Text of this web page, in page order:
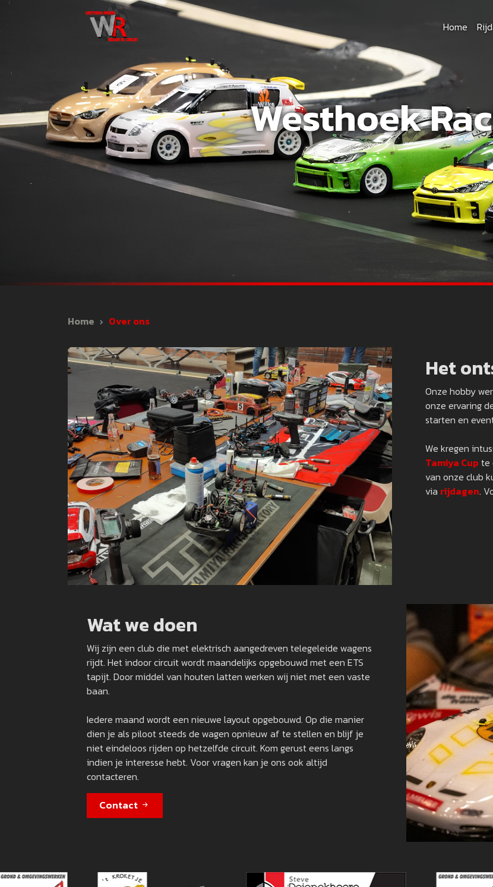
Home
Westhoek
Home Over ons
Het
Onze hobby
onze ervaring
starten en
We kregen
Tamiya Cup te
van onze club
via rijdagen.
Wat we doen
Wij zijn een club die met elektrisch aangedreven telegeleide wagens
rijdt. Het indoor circuit wordt maandelijks opgebouwd met een ETS
tapijt. Door middel van houten latten werken wij niet met een vaste
baan.
Iedere maand wordt een nieuwe layout opgebouwd. Op die manier
dien je als piloot steeds de wagen opnieuw af te stellen en blijf je
niet eindeloos rijden op hetzelfde circuit. Kom gerust eens langs
indien je interesse hebt. Voor vragen kan je ons ook altijd
contacteren.
Contact